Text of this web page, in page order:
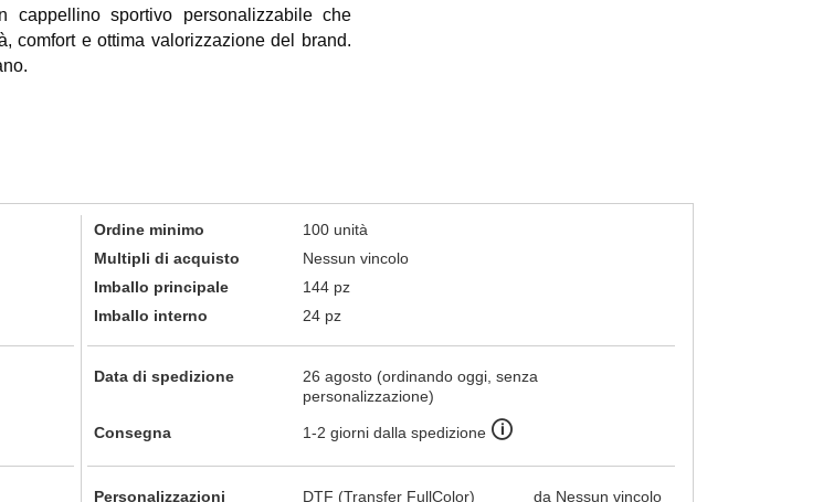
cappellino sportivo personalizzabile che
comfort e ottima valorizzazione del brand.
Ordine minimo
100 unità
Multipli di acquisto
Nessun vincolo
Imballo principale
144 pz
Imballo interno
24 pz
Data di spedizione
26 agosto (ordinando oggi, senza
personalizzazione)
Consegna 1-2 giorni dalla spedizione 🛈
Personalizzazioni DTF (Transfer FullColor)
da Nessun vincolo